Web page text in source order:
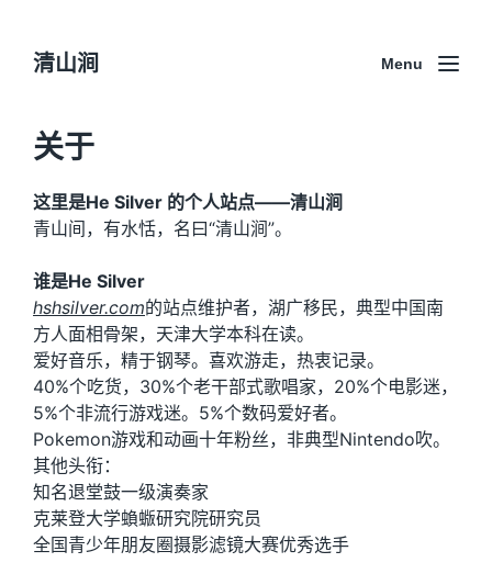
清山涧 Menu
关于
这里是He Silver 的个人站点——清山涧
青山间，有水恬，名曰“清山涧”。
谁是He Silver
hshsilver.com的站点维护者，湖广移民，典型中国南
方人面相骨架，天津大学本科在读。
爱好音乐，精于钢琴。喜欢游走，热衷记录。
40%个吃货，30%个老干部式歌唱家，20%个电影迷，
5%个非流行游戏迷。5%个数码爱好者。
Pokemon游戏和动画十年粉丝，非典型Nintendo吹。
其他头衔：
知名退堂鼓一级演奏家
克莱登大学蝜蝂研究院研究员
全国青少年朋友圈摄影滤镜大赛优秀选手